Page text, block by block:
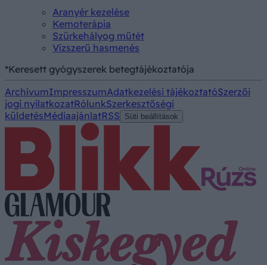
Aranyér kezelése
Kemoterápia
Szürkehályog műtét
Vízszerű hasmenés
*Keresett gyógyszerek betegtájékoztatója
ArchívumImpresszumAdatkezelési tájékoztatóSzerzői
jogi nyilatkozatRólunkSzerkesztőségi
küldetésMédiaajánlatRSS Süti beállítások